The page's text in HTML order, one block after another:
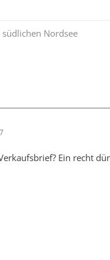
Nordsee
Ein recht